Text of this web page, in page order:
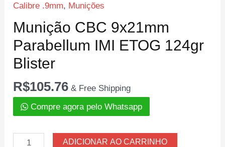
Calibre .9mm, Munições
Munição CBC 9x21mm
Parabellum IMI ETOG 124gr
Blister
R$105.76 & Free Shipping
Compre agora pelo Whatsapp
Munição
ADICIONAR AO CARRINHO